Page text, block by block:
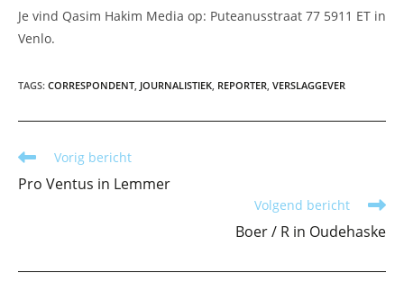
Je vind Qasim Hakim Media op: Puteanusstraat 77 5911 ET in
Venlo.
TAGS: CORRESPONDENT JOURNALISTIEK REPORTER VERSLAGGEVER
Lees
artikelen
Vorig bericht
Pro Ventus in Lemmer
Volgend bericht
Boer / R in Oudehaske